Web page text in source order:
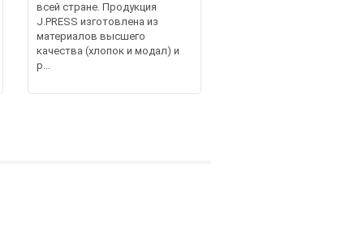
всей стране. Продукция
J.PRESS изготовлена из
материалов высшего
качества (хлопок и модал) и
р...